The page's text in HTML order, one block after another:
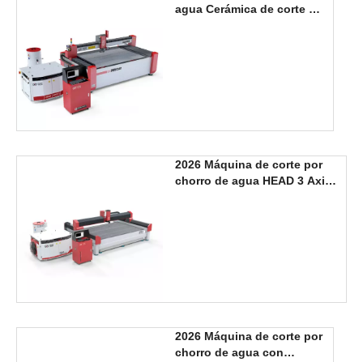
agua Cerámica de corte de
2026 Máquina de corte por
chorro de agua HEAD 3 Axis
2026 Máquina de corte por
chorro de agua con